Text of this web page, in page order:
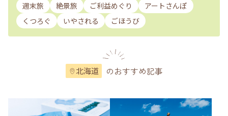
週末旅 絶景旅 ご利益めぐり
アートさんぽ
くつろぐ
いやされる ごほうび
北海道 のおすすめ記事